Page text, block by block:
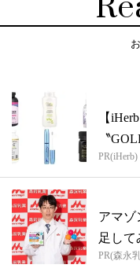
【
〝
PR(iHerb)
アマゾ
足して
PR(森永